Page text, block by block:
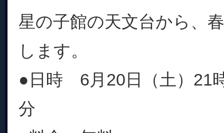
星の子館の天文台から、
します。
●日時 6月20日（土）21
分